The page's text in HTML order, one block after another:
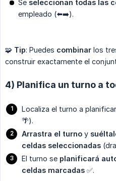
Se seleccionan todas las
empleado (⬅️➡️).
🧩 Tip: Puedes combinar los
construir exactamente el
4) Planifica un turno a
Localiza el turno a
🌴).
Arrastra el turno y
celdas seleccionadas
El turno se planificará
celdas marcadas ✅.